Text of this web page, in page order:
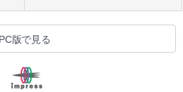
PC版で見る